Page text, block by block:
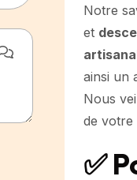
Notre
et
ainsi un
Nous
de votre
✅